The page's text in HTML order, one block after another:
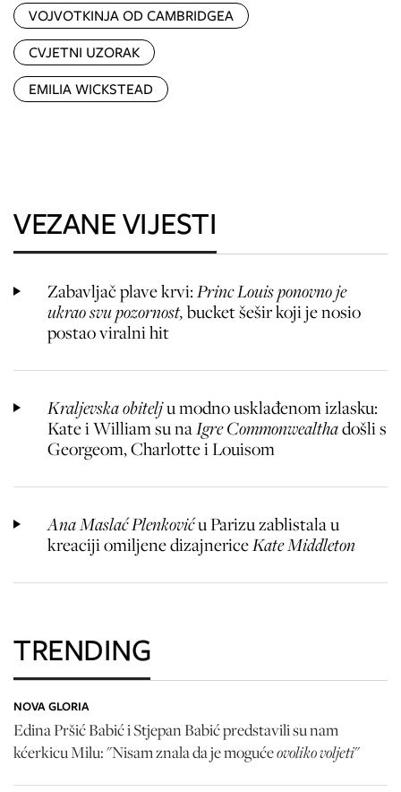
VOJVOTKINJA OD CAMBRIDGEA
CVJETNI UZORAK
EMILIA WICKSTEAD
VEZANE VIJESTI
Zabavljač plave krvi:Princ Louis ponovno je
ukrao svu pozornost,bucket šešir koji je nosio
postao viralni hit
Kraljevska obitelju modno usklađenom izlasku:
Kate i William su naIgre Commonwealthadošli s
Georgeom, Charlotte i Louisom
Ana Maslać Plenkoviću Parizu zablistala u
kreaciji omiljene dizajnericeKate Middleton
TRENDING
NOVA GLORIA
Edina Pršić Babić i Stjepan Babić predstavili su nam
kćerkicu Milu: "Nisam znala da je mogućeovoliko voljeti"